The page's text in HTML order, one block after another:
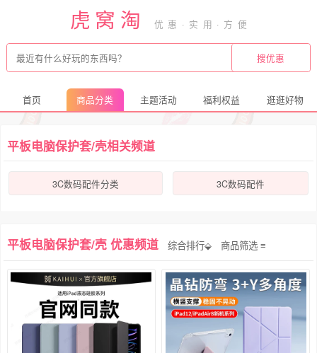
虎窝淘
首页 商品分类 主题活动 福利权益 逛逛好物
平板电脑保护套/壳相关频道
3C数码配件分类 3C数码配件
平板电脑保护套/壳 优惠频道 综合排行⬙ 商品筛选